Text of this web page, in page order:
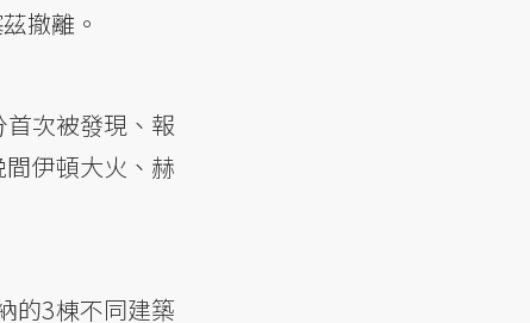
撤離。
次被發現、報
伊頓大火、赫
的3棟不同建築